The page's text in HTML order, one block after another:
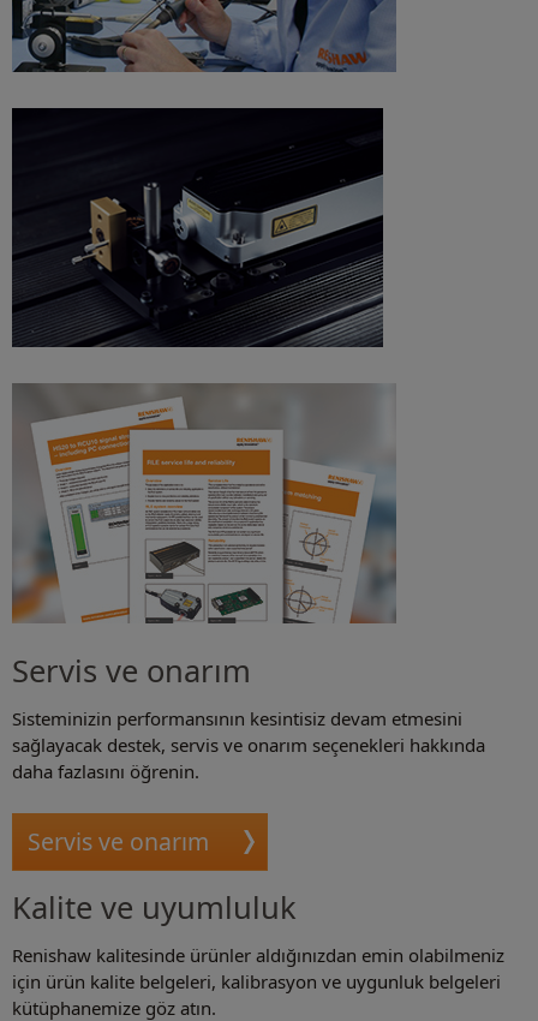
Servis ve onarım
Sisteminizin performansının kesintisiz devam etmesini
sağlayacak destek, servis ve onarım seçenekleri hakkında
daha fazlasını öğrenin.
Servis ve onarım
Kalite ve uyumluluk
Renishaw kalitesinde ürünler aldığınızdan emin olabilmeniz
için ürün kalite belgeleri, kalibrasyon ve uygunluk belgeleri
kütüphanemize göz atın.